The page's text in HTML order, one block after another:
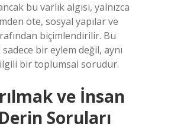
bu varlık algısı, yalnızca
öte, sosyal yapılar ve
biçimlendirilir. Bu
bir eylem değil, aynı
bir toplumsal sorudur.
ve İnsan
Soruları